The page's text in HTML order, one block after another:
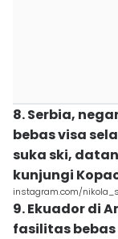
8. Serbia,
bebas visa
suka ski,
kunjungi
instagram.com/
9. Ekuador di
fasilitas bebas